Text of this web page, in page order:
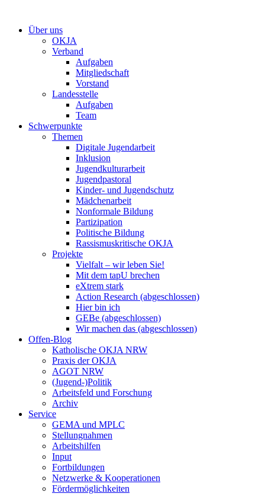
springenÜber uns
OKJA
Verband
Aufgaben
Mitgliedschaft
Vorstand
Landesstelle
Aufgaben
Team
Schwerpunkte
Themen
Digitale Jugendarbeit
Inklusion
Jugendkulturarbeit
Jugendpastoral
Kinder- und Jugendschutz
Mädchenarbeit
Nonformale Bildung
Partizipation
Politische Bildung
Rassismuskritische OKJA
Projekte
Vielfalt – wir leben Sie!
Mit dem tapU brechen
eXtrem stark
Action Research (abgeschlossen)
Hier bin ich
GEBe (abgeschlossen)
Wir machen das (abgeschlossen)
Offen-Blog
Katholische OKJA NRW
Praxis der OKJA
AGOT NRW
(Jugend-)Politik
Arbeitsfeld und Forschung
Archiv
Service
GEMA und MPLC
Stellungnahmen
Arbeitshilfen
Input
Fortbildungen
Netzwerke & Kooperationen
Fördermöglichkeiten